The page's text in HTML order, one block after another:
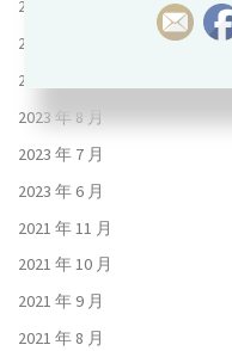
2023 年 11 月
2023 年 10 月
2023 年 9 月
2023 年 8 月
2023 年 7 月
2023 年 6 月
2021 年 11 月
2021 年 10 月
2021 年 9 月
2021 年 8 月